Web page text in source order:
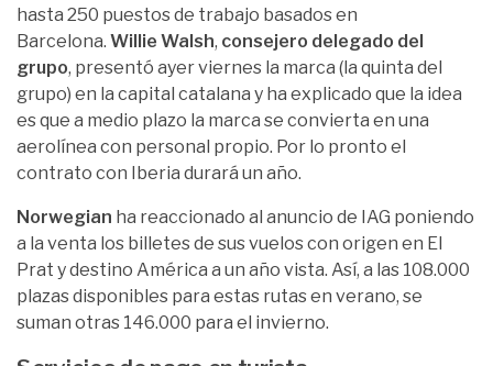
hasta 250 puestos de trabajo basados en
Barcelona. Willie Walsh, consejero delegado del
grupo, presentó ayer viernes la marca (la quinta del
grupo) en la capital catalana y ha explicado que la idea
es que a medio plazo la marca se convierta en una
aerolínea con personal propio. Por lo pronto el
contrato con Iberia durará un año.
Norwegian ha reaccionado al anuncio de IAG poniendo
a la venta los billetes de sus vuelos con origen en El
Prat y destino América a un año vista. Así, a las 108.000
plazas disponibles para estas rutas en verano, se
suman otras 146.000 para el invierno.